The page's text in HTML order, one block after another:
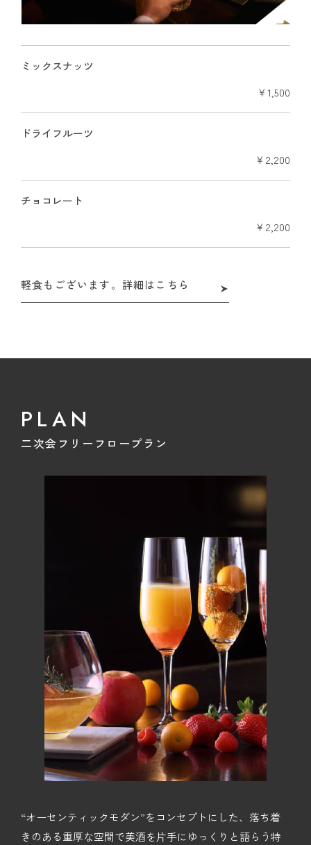
ミックスナッツ
￥1,500
ドライフルーツ
￥2,200
チョコレート
￥2,200
軽食もございます。詳細はこちら
PLAN
二次会フリーフロープラン
“オーセンティックモダン”をコンセプトにした、落ち着
きのある重厚な空間で美酒を片手にゆっくりと語らう特